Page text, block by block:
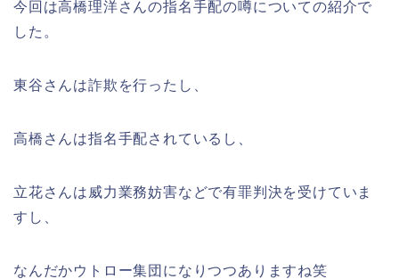
今回は高橋理洋さんの指名手配の噂についての紹介で
した。
東谷さんは詐欺を行ったし、
高橋さんは指名手配されているし、
立花さんは威力業務妨害などで有罪判決を受けていま
すし、
なんだかウトロー集団になりつつありますね笑